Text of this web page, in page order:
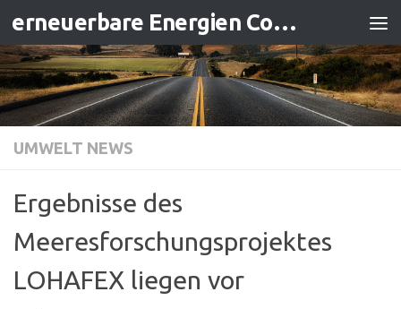
Zum Inhalt springen erneuerbare Energien Contracting
UMWELT NEWS
Ergebnisse des
Meeresforschungsprojektes
LOHAFEX liegen vor